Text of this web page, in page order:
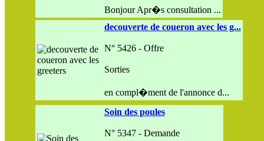
Bonjour Apr�s consultation ...
decouverte de coueron avec les g...
N° 5426 - Offre
Sorties
en compl�ment de l'annonce d...
Soin des poules
N° 5347 - Demande